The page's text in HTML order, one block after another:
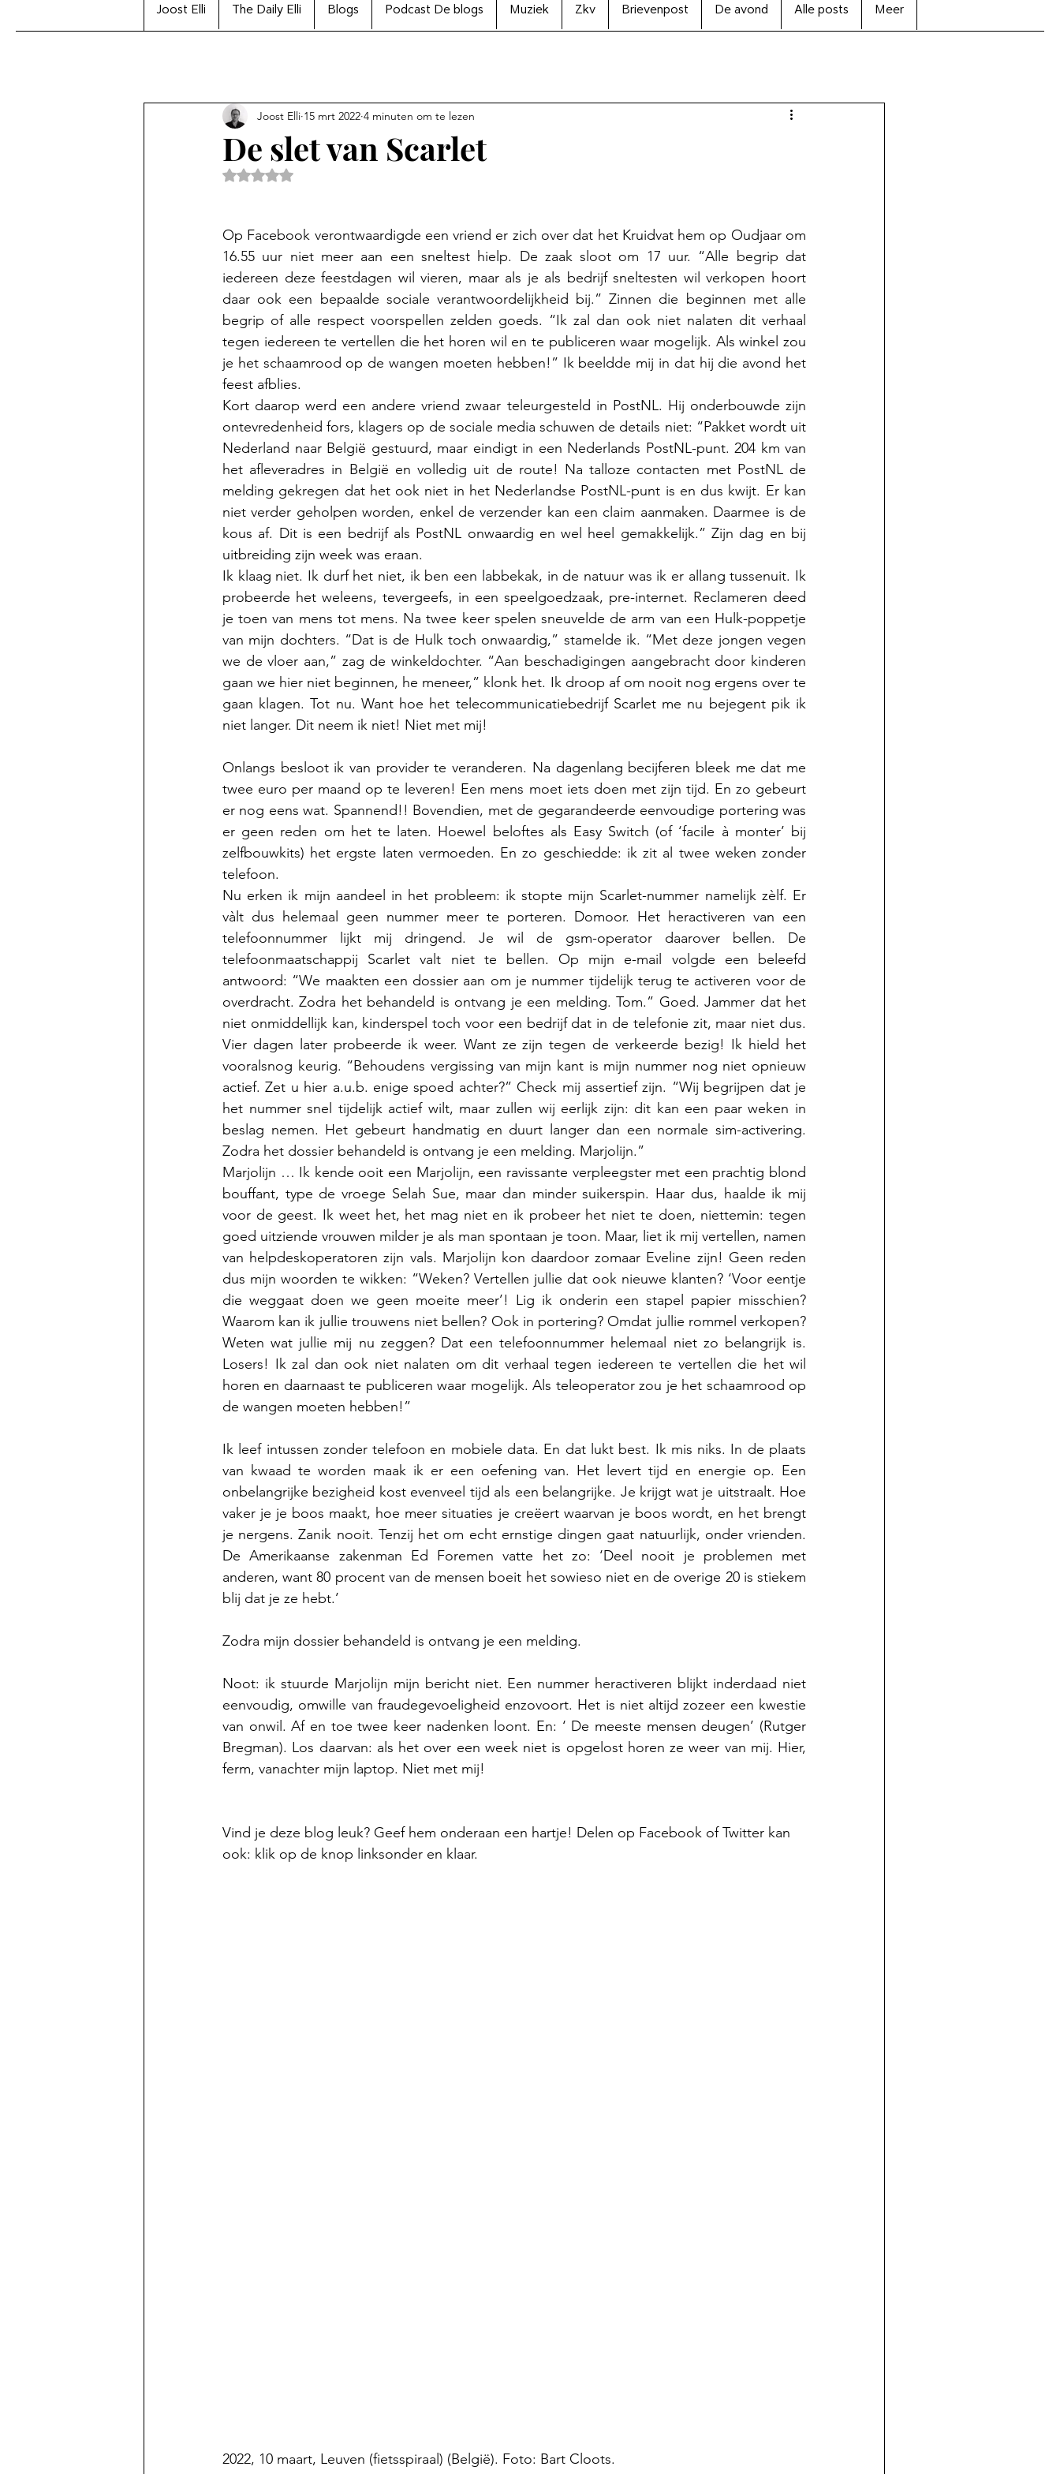
Joost Elli The Daily Elli Blogs Podcast De blogs Muziek Zkv Brievenpost De avond Alle posts Meer
De slet van Scarlet
Joost Elli 15 mrt 2022 4 minuten om te lezen
Beoordeeld met NaN uit 5 sterren.
Op Facebook verontwaardigde een vriend er zich over dat het Kruidvat hem op Oudjaar om
16.55 uur niet meer aan een sneltest hielp. De zaak sloot om 17 uur. “Alle begrip dat
iedereen deze feestdagen wil vieren, maar als je als bedrijf sneltesten wil verkopen hoort
daar ook een bepaalde sociale verantwoordelijkheid bij.” Zinnen die beginnen met alle
begrip of alle respect voorspellen zelden goeds. “Ik zal dan ook niet nalaten dit verhaal
tegen iedereen te vertellen die het horen wil en te publiceren waar mogelijk. Als winkel zou
je het schaamrood op de wangen moeten hebben!” Ik beeldde mij in dat hij die avond het
feest afblies.
Kort daarop werd een andere vriend zwaar teleurgesteld in PostNL. Hij onderbouwde zijn
ontevredenheid fors, klagers op de sociale media schuwen de details niet: “Pakket wordt uit
Nederland naar België gestuurd, maar eindigt in een Nederlands PostNL-punt. 204 km van
het afleveradres in België en volledig uit de route! Na talloze contacten met PostNL de
melding gekregen dat het ook niet in het Nederlandse PostNL-punt is en dus kwijt. Er kan
niet verder geholpen worden, enkel de verzender kan een claim aanmaken. Daarmee is de
kous af. Dit is een bedrijf als PostNL onwaardig en wel heel gemakkelijk.” Zijn dag en bij
uitbreiding zijn week was eraan.
Ik klaag niet. Ik durf het niet, ik ben een labbekak, in de natuur was ik er allang tussenuit. Ik
probeerde het weleens, tevergeefs, in een speelgoedzaak, pre-internet. Reclameren deed
je toen van mens tot mens. Na twee keer spelen sneuvelde de arm van een Hulk-poppetje
van mijn dochters. “Dat is de Hulk toch onwaardig,” stamelde ik. “Met deze jongen vegen
we de vloer aan,” zag de winkeldochter. “Aan beschadigingen aangebracht door kinderen
gaan we hier niet beginnen, he meneer,” klonk het. Ik droop af om nooit nog ergens over te
gaan klagen. Tot nu. Want hoe het telecommunicatiebedrijf Scarlet me nu bejegent pik ik
niet langer. Dit neem ik niet! Niet met mij!
Onlangs besloot ik van provider te veranderen. Na dagenlang becijferen bleek me dat me
twee euro per maand op te leveren! Een mens moet iets doen met zijn tijd. En zo gebeurt
er nog eens wat. Spannend!! Bovendien, met de gegarandeerde eenvoudige portering was
er geen reden om het te laten. Hoewel beloftes als Easy Switch (of ‘facile à monter’ bij
zelfbouwkits) het ergste laten vermoeden. En zo geschiedde: ik zit al twee weken zonder
telefoon.
Nu erken ik mijn aandeel in het probleem: ik stopte mijn Scarlet-nummer namelijk zèlf. Er
vàlt dus helemaal geen nummer meer te porteren. Domoor. Het heractiveren van een
telefoonnummer lijkt mij dringend. Je wil de gsm-operator daarover bellen. De
telefoonmaatschappij Scarlet valt niet te bellen. Op mijn e-mail volgde een beleefd
antwoord: “We maakten een dossier aan om je nummer tijdelijk terug te activeren voor de
overdracht. Zodra het behandeld is ontvang je een melding. Tom.” Goed. Jammer dat het
niet onmiddellijk kan, kinderspel toch voor een bedrijf dat in de telefonie zit, maar niet dus.
Vier dagen later probeerde ik weer. Want ze zijn tegen de verkeerde bezig! Ik hield het
vooralsnog keurig. “Behoudens vergissing van mijn kant is mijn nummer nog niet opnieuw
actief. Zet u hier a.u.b. enige spoed achter?” Check mij assertief zijn. “Wij begrijpen dat je
het nummer snel tijdelijk actief wilt, maar zullen wij eerlijk zijn: dit kan een paar weken in
beslag nemen. Het gebeurt handmatig en duurt langer dan een normale sim-activering.
Zodra het dossier behandeld is ontvang je een melding. Marjolijn.”
Marjolijn … Ik kende ooit een Marjolijn, een ravissante verpleegster met een prachtig blond
bouffant, type de vroege Selah Sue, maar dan minder suikerspin. Haar dus, haalde ik mij
voor de geest. Ik weet het, het mag niet en ik probeer het niet te doen, niettemin: tegen
goed uitziende vrouwen milder je als man spontaan je toon. Maar, liet ik mij vertellen, namen
van helpdeskoperatoren zijn vals. Marjolijn kon daardoor zomaar Eveline zijn! Geen reden
dus mijn woorden te wikken: “Weken? Vertellen jullie dat ook nieuwe klanten? ‘Voor eentje
die weggaat doen we geen moeite meer’! Lig ik onderin een stapel papier misschien?
Waarom kan ik jullie trouwens niet bellen? Ook in portering? Omdat jullie rommel verkopen?
Weten wat jullie mij nu zeggen? Dat een telefoonnummer helemaal niet zo belangrijk is.
Losers! Ik zal dan ook niet nalaten om dit verhaal tegen iedereen te vertellen die het wil
horen en daarnaast te publiceren waar mogelijk. Als teleoperator zou je het schaamrood op
de wangen moeten hebben!”
Ik leef intussen zonder telefoon en mobiele data. En dat lukt best. Ik mis niks. In de plaats
van kwaad te worden maak ik er een oefening van. Het levert tijd en energie op. Een
onbelangrijke bezigheid kost evenveel tijd als een belangrijke. Je krijgt wat je uitstraalt. Hoe
vaker je je boos maakt, hoe meer situaties je creëert waarvan je boos wordt, en het brengt
je nergens. Zanik nooit. Tenzij het om echt ernstige dingen gaat natuurlijk, onder vrienden.
De Amerikaanse zakenman Ed Foremen vatte het zo: ‘Deel nooit je problemen met
anderen, want 80 procent van de mensen boeit het sowieso niet en de overige 20 is stiekem
blij dat je ze hebt.’
Zodra mijn dossier behandeld is ontvang je een melding.
Noot: ik stuurde Marjolijn mijn bericht niet. Een nummer heractiveren blijkt inderdaad niet
eenvoudig, omwille van fraudegevoeligheid enzovoort. Het is niet altijd zozeer een kwestie
van onwil. Af en toe twee keer nadenken loont. En: ‘ De meeste mensen deugen’ (Rutger
Bregman). Los daarvan: als het over een week niet is opgelost horen ze weer van mij. Hier,
ferm, vanachter mijn laptop. Niet met mij!
Vind je deze blog leuk? Geef hem onderaan een hartje! Delen op Facebook of Twitter kan
ook: klik op de knop linksonder en klaar.
2022, 10 maart, Leuven (fietsspiraal) (België). Foto: Bart Cloots.